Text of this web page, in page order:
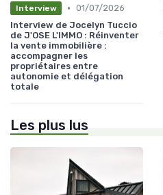
Interview • 01/07/2026
Interview de Jocelyn Tuccio
de J'OSE L'IMMO : Réinventer
la vente immobilière :
accompagner les
propriétaires entre
autonomie et délégation
totale
Les plus lus